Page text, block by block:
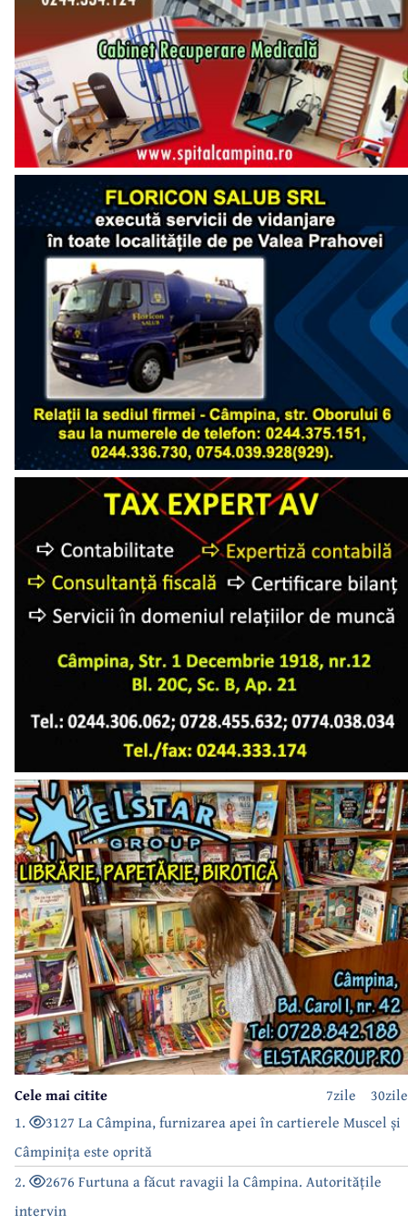
30zile
7zile
Cele mai citite
1.
3127 La Câmpina, furnizarea apei în cartierele Muscel și
Câmpinița este oprită
2.
2676 Furtuna a făcut ravagii la Câmpina. Autoritățile
intervin